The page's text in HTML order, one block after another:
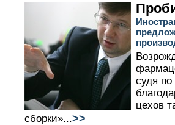
судя по
цехов
сборки»...>>